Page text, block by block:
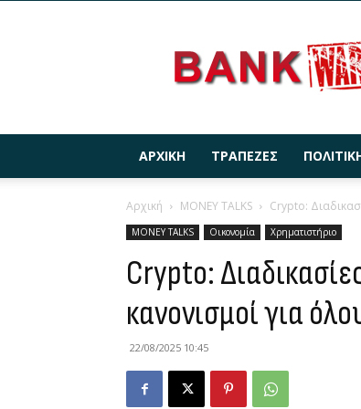
ΑΡΧΙΚΉ ΤΡΆΠΕΖΕΣ
Αρχική MONEY TALKS Crypto:
MONEY TALKS Οικονομία Χρηματιστήριο
Crypto:
κανονισμοί για
22/08/2025 10:45